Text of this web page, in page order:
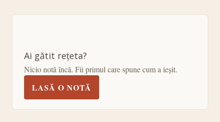
Ai gătit rețeta?
Nicio notă încă. Fii primul care spune cum a ieșit.
LASĂ O NOTĂ